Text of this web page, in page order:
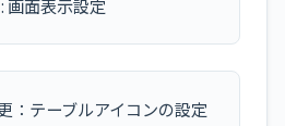
画面表示設定
：テーブルアイコンの設定